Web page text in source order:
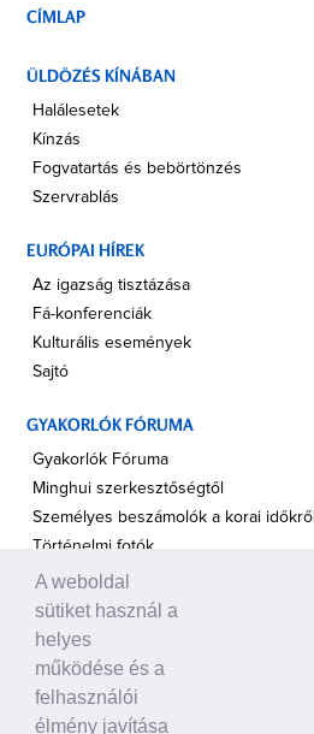
CÍMLAP
ÜLDÖZÉS KÍNÁBAN
Halálesetek
Kínzás
Fogvatartás és bebörtönzés
Szervrablás
EURÓPAI HÍREK
Az igazság tisztázása
Fá-konferenciák
Kulturális események
Sajtó
GYAKORLÓK FÓRUMA
Gyakorlók Fóruma
Minghui szerkesztőségtől
Személyes beszámolók a korai időkről
Történelmi fotók
A TÁMOGATÁS HANGJA
Politikusok
Civil szervezetek, ENSZ
Egyéb
A weboldal
sütiket használ a
helyes
működése és a
felhasználói
élmény javítása